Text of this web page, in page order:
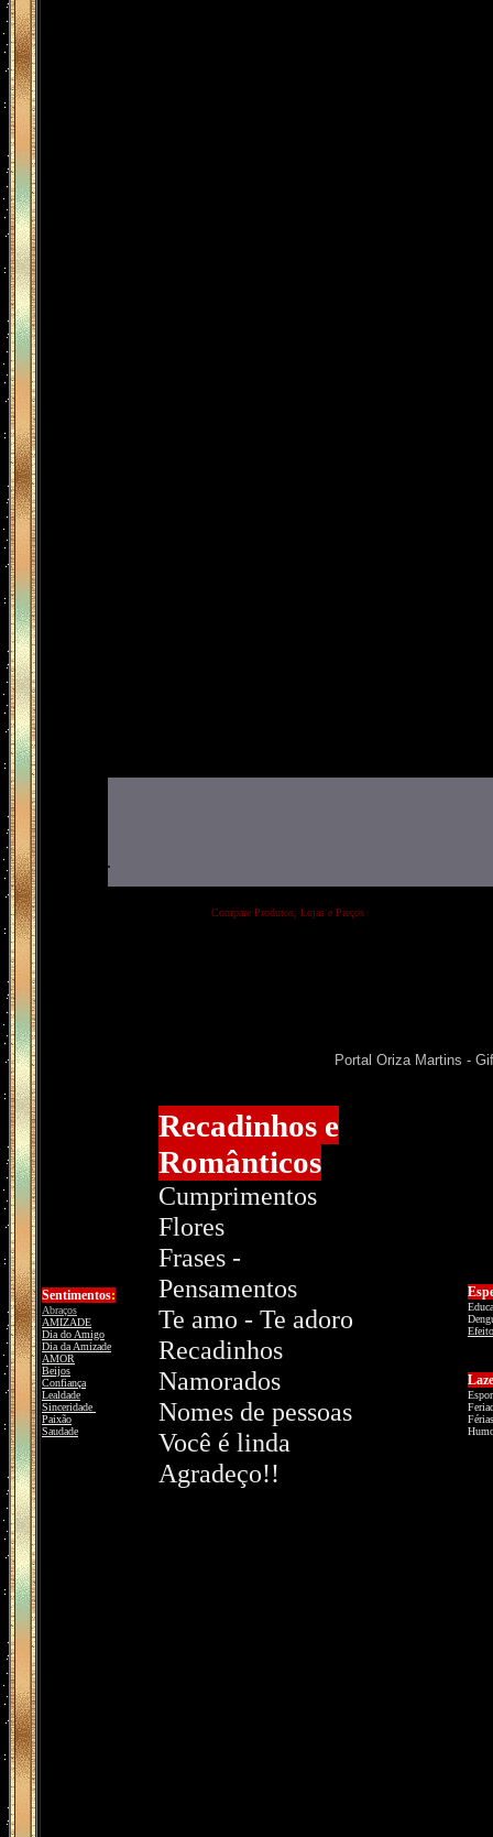
.
Compare Produtos, Lojas e Preços
Portal Oriza Martins -
Sentimentos:
Abraços
AMIZADE
Dia do Amigo
Dia da Amizade
AMOR
Beijos
Confiança
Lealdade
Sinceridade
Paixão
Saudade
Recadinhos e
Românticos
Cumprimentos
Flores
Frases -
Pensamentos
Te amo - Te adoro
Recadinhos
Namorados
Nomes de pessoas
Você é linda
Agradeço!!
Férias